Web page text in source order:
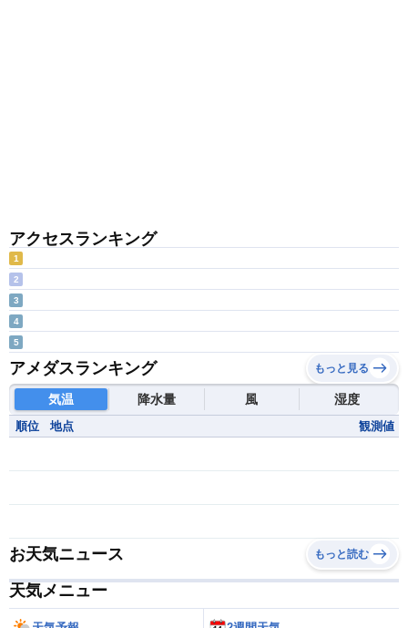
アクセスランキング
1
2
3
4
5
アメダスランキング もっと見る
気温 降水量 風 湿度
順位 地点 観測値
お天気ニュース もっと読む
天気メニュー